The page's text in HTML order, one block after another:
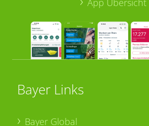
App Übersicht
Bayer Links
Bayer Global